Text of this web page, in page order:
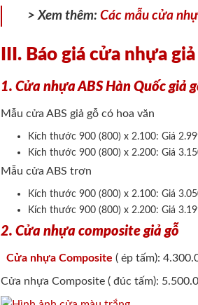
> Xem thêm:Các mẫu cửa
III. Báo giá cửa nhựa
1. Cửa nhựa ABS Hàn Quốc giả
Mẫu cửa ABS giả gỗ có hoa văn
Kích thước 900 (800) x 2.100: Giá
Kích thước 900 (800) x 2.200: Giá
Mẫu cửa ABS trơn
Kích thước 900 (800) x 2.100: Giá
Kích thước 900 (800) x 2.200: Giá
2. Cửa nhựa composite giả gỗ
Cửa nhựa Composite ( ép tấm):
Cửa nhựa Composite ( đúc tấm):